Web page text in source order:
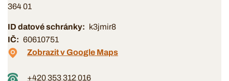
364 01
ID datové schránky
k3jmir8
IČ
60610751
Zobrazit v Google Maps
+420 353 312 016